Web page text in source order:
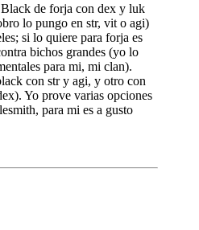
de forja con dex y luk
lo pungo en str, vit o agi)
si lo quiere para forja es
bichos grandes (yo lo
para mi, mi clan).
con str y agi, y otro con
Yo prove varias opciones
para mi es a gusto